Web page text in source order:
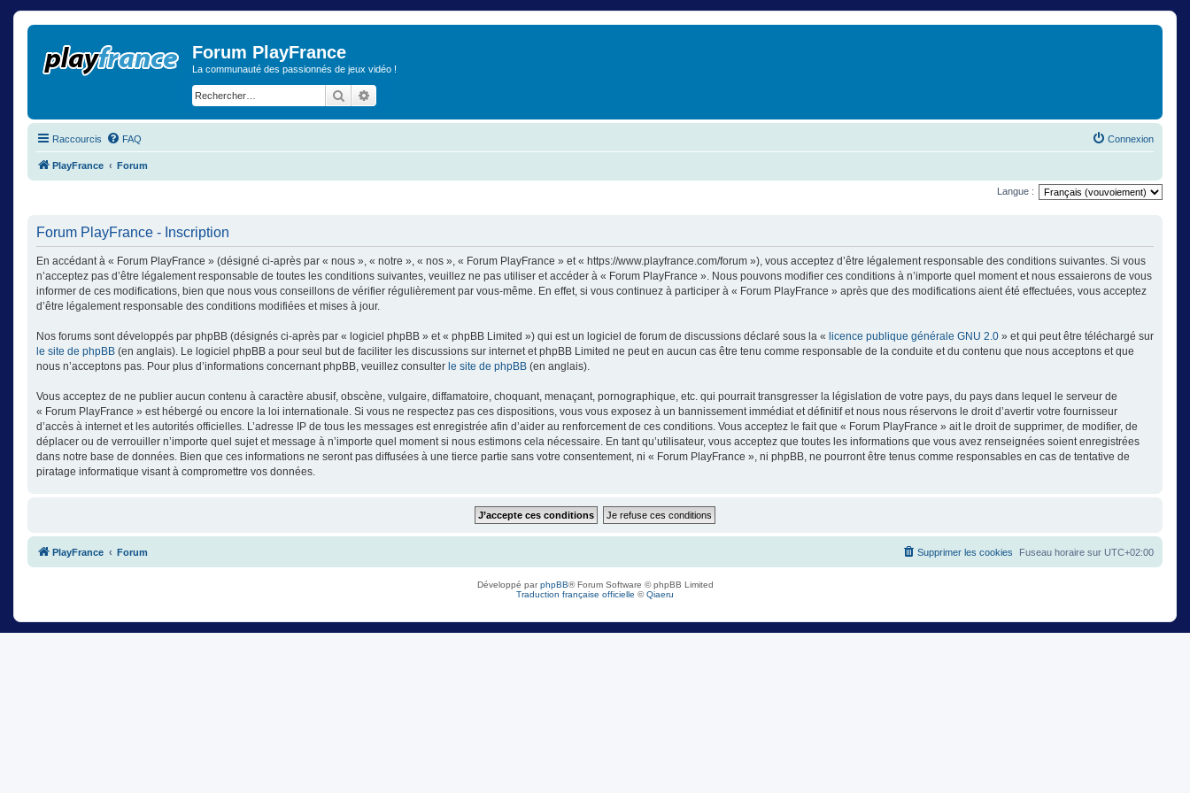
Forum PlayFrance
La communauté des passionnés de jeux vidéo !
Rechercher
Raccourcis FAQ Connexion
PlayFrance Forum
Langue :
Forum PlayFrance - Inscription
En accédant à « Forum PlayFrance » (désigné ci-après par « nous », « notre », « nos », « Forum PlayFrance » et « https://www.playfrance.com/forum »), vous acceptez d’être légalement responsable des conditions suivantes. Si vous
n’acceptez pas d’être légalement responsable de toutes les conditions suivantes, veuillez ne pas utiliser et accéder à « Forum PlayFrance ». Nous pouvons modifier ces conditions à n’importe quel moment et nous essaierons de vous
informer de ces modifications, bien que nous vous conseillons de vérifier régulièrement par vous-même. En effet, si vous continuez à participer à « Forum PlayFrance » après que des modifications aient été effectuées, vous acceptez
d’être légalement responsable des conditions modifiées et mises à jour.
Nos forums sont développés par phpBB (désignés ci-après par « logiciel phpBB » et « phpBB Limited ») qui est un logiciel de forum de discussions déclaré sous la « licence publique générale GNU 2.0 » et qui peut être téléchargé sur
le site de phpBB (en anglais). Le logiciel phpBB a pour seul but de faciliter les discussions sur internet et phpBB Limited ne peut en aucun cas être tenu comme responsable de la conduite et du contenu que nous acceptons et que
nous n’acceptons pas. Pour plus d’informations concernant phpBB, veuillez consulter le site de phpBB (en anglais).
Vous acceptez de ne publier aucun contenu à caractère abusif, obscène, vulgaire, diffamatoire, choquant, menaçant, pornographique, etc. qui pourrait transgresser la législation de votre pays, du pays dans lequel le serveur de
« Forum PlayFrance » est hébergé ou encore la loi internationale. Si vous ne respectez pas ces dispositions, vous vous exposez à un bannissement immédiat et définitif et nous nous réservons le droit d’avertir votre fournisseur
d’accès à internet et les autorités officielles. L’adresse IP de tous les messages est enregistrée afin d’aider au renforcement de ces conditions. Vous acceptez le fait que « Forum PlayFrance » ait le droit de supprimer, de modifier, de
déplacer ou de verrouiller n’importe quel sujet et message à n’importe quel moment si nous estimons cela nécessaire. En tant qu’utilisateur, vous acceptez que toutes les informations que vous avez renseignées soient enregistrées
dans notre base de données. Bien que ces informations ne seront pas diffusées à une tierce partie sans votre consentement, ni « Forum PlayFrance », ni phpBB, ne pourront être tenus comme responsables en cas de tentative de
piratage informatique visant à compromettre vos données.
PlayFrance Forum Fuseau horaire sur UTC+02:00
Supprimer les cookies
Développé parphpBB® Forum Software © phpBB Limited
Traduction française officielle ©Qiaeru